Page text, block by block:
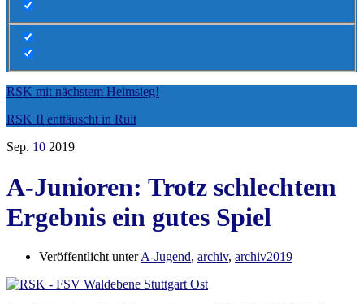
RSK mit nächstem Heimsieg!
RSK II enttäuscht in Ruit
Sep. 10 2019
A-Junioren: Trotz schlechtem
Ergebnis ein gutes Spiel
Veröffentlicht unterA-Jugend, archiv, archiv2019